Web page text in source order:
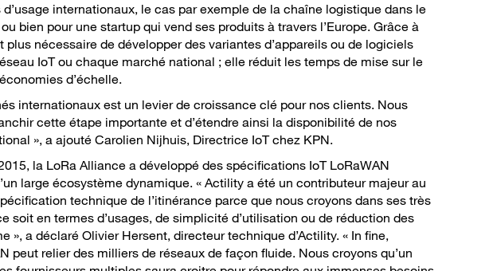
internationaux, le cas par exemple de la chaîne logistique dans le
bien pour une startup qui vend ses produits à travers l’Europe. Grâce à
plus nécessaire de développer des variantes d’appareils ou de logiciels
IoT ou chaque marché national ; elle réduit les temps de mise sur le
d’échelle.
internationaux est un levier de croissance clé pour nos clients. Nous
cette étape importante et d’étendre ainsi la disponibilité de nos
», a ajouté Carolien Nijhuis, Directrice IoT chez KPN.
la LoRa Alliance a développé des spécifications IoT LoRaWAN
large écosystème dynamique. « Actility a été un contributeur majeur au
technique de l’itinérance parce que nous croyons dans ses très
soit en termes d’usages, de simplicité d’utilisation ou de réduction des
», a déclaré Olivier Hersent, directeur technique d’Actility. « In fine,
peut relier des milliers de réseaux de façon fluide. Nous croyons qu’un